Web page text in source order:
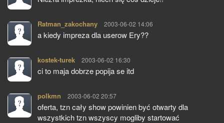
Ratman_zakochany pisze:
2003-06-02 14:06
a kiedy impreza dla userow Ery??
kostek-turek pisze:
2003-06-02 16:30
ci to maja dobrze popija se itd
polkmn pisze:
2003-06-02 20:57
oferta, tzn cały show powinien być otwarty dla
wszystkich tzn wszyscy mogliby startować